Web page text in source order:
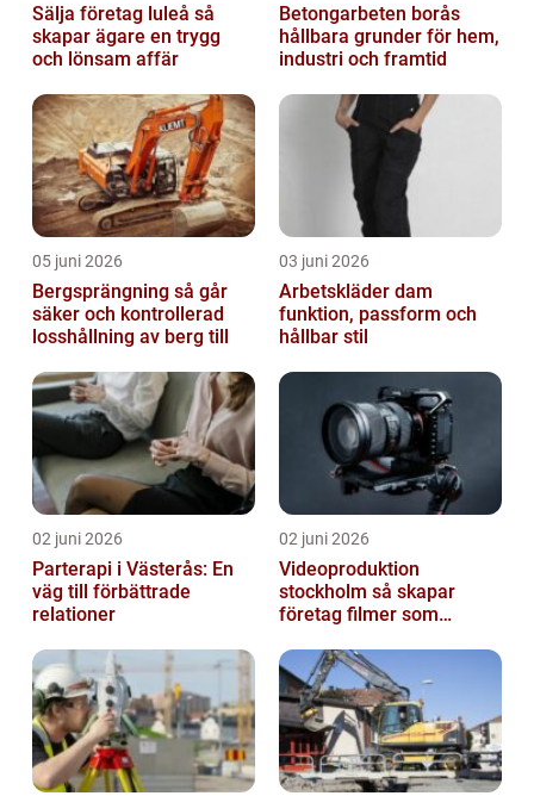
Sälja företag luleå så
skapar ägare en trygg
och lönsam affär
Betongarbeten borås
hållbara grunder för hem,
industri och framtid
05 juni 2026
Bergsprängning så går
säker och kontrollerad
losshållning av berg till
03 juni 2026
Arbetskläder dam
funktion, passform och
hållbar stil
02 juni 2026
Parterapi i Västerås: En
väg till förbättrade
relationer
02 juni 2026
Videoproduktion
stockholm så skapar
företag filmer som